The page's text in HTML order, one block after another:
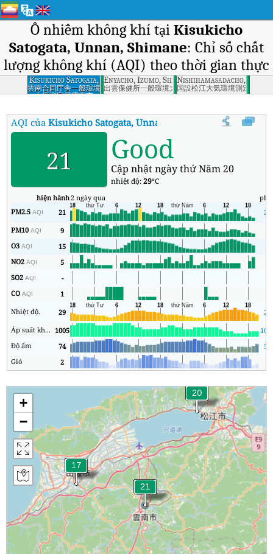
Ô nhiễm không khí tại Kisukicho
Satogata, Unnan, Shimane: Chỉ số chất
lượng không khí (AQI) theo thời gian thực
Kisukicho Satogata,
Unnan, Shimane
雲南合同庁舎一般環境
大気測定局雲南市
Enyacho, Izumo, Shimane
出雲保健所一般環境大気測定局出雲市
Nishihamasadacho,
国設松江大気環境測定所松
AQI củaKisukicho Satogata, Unnan, Shimane Chỉ số chất
21 Good
Cập nhật ngày thứ Năm 20
nhiệt độ:29°C
hiện hành2 ngày qua
PM2.5AQI 21
21
PM10AQI 9
O3AQI 15
NO2AQI 5
SO2AQI -
COAQI 1
Nhiệt độ.
29
26
Áp suất không khí 1005
Độ ẩm
74
53
Gió
2
+
−